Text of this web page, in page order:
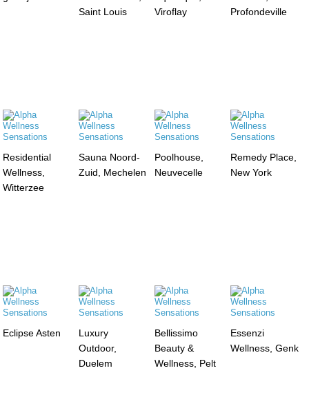
Saint Louis
Viroflay
Profondeville
Residential
Wellness,
Witterzee
Sauna Noord-
Zuid, Mechelen
Poolhouse,
Neuvecelle
Remedy Place,
New York
Eclipse Asten
Luxury
Outdoor,
Duelem
Bellissimo
Beauty &
Wellness, Pelt
Essenzi
Wellness, Genk